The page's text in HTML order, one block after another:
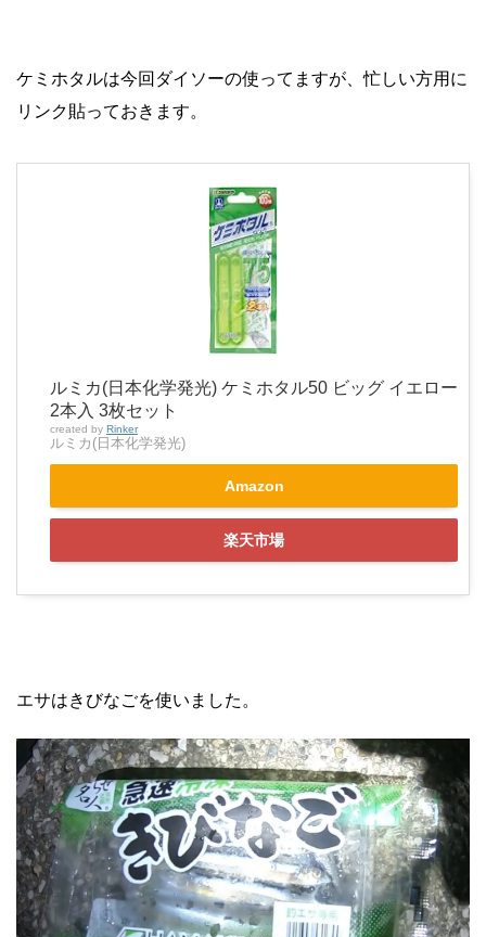
ケミホタルは今回ダイソーの使ってますが、忙しい方用に
リンク貼っておきます。
ルミカ(日本化学発光) ケミホタル50 ビッグ イエロー
2本入 3枚セット
created by Rinker
ルミカ(日本化学発光)
Amazon
楽天市場
エサはきびなごを使いました。